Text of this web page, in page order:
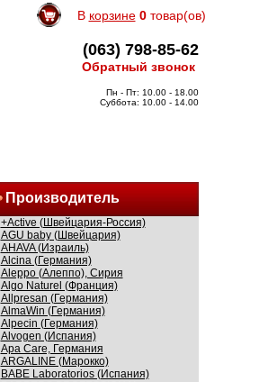
В корзине 0товар(ов)
(063) 798-85-62
Обратный звонок
Пн - Пт: 10.00 - 18.00
Суббота: 10.00 - 14.00
Производитель
+Active (Швейцария-Россия)
AGU baby (Швейцария)
AHAVA (Израиль)
Alcina (Германия)
Aleppo (Алеппо), Сирия
Algo Naturel (Франция)
Allpresan (Германия)
AlmaWin (Германия)
Alpecin (Германия)
Alvogen (Испания)
Apa Care, Германия
ARGALINE (Марокко)
BABE Laboratorios (Испания)